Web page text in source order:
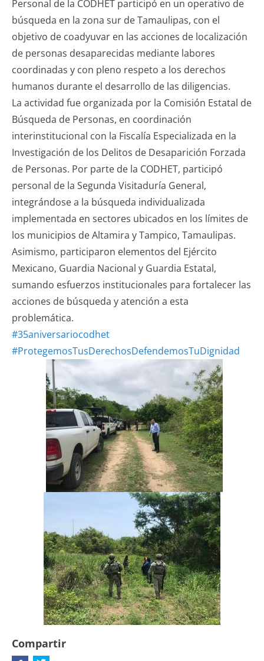
Personal de la CODHET participó en un operativo de
búsqueda en la zona sur de Tamaulipas, con el
objetivo de coadyuvar en las acciones de localización
de personas desaparecidas mediante labores
coordinadas y con pleno respeto a los derechos
humanos durante el desarrollo de las diligencias.
La actividad fue organizada por la Comisión Estatal de
Búsqueda de Personas, en coordinación
interinstitucional con la Fiscalía Especializada en la
Investigación de los Delitos de Desaparición Forzada
de Personas. Por parte de la CODHET, participó
personal de la Segunda Visitaduría General,
integrándose a la búsqueda individualizada
implementada en sectores ubicados en los límites de
los municipios de Altamira y Tampico, Tamaulipas.
Asimismo, participaron elementos del Ejército
Mexicano, Guardia Nacional y Guardia Estatal,
sumando esfuerzos institucionales para fortalecer las
acciones de búsqueda y atención a esta
problemática.
#35aniversariocodhet
#ProtegemosTusDerechosDefendemosTuDignidad
Compartir